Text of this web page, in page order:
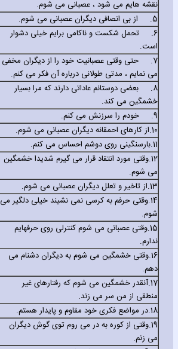
نقشه هایم می شود ، عصبانی می شوم.
5.
از بی انصافی دیگران عصبانی می شوم.
6.
تحمل شکست و ناکامی برایم خیلی دشوار
است.
7.
حتی وقتی عصبانیت خود را از دیگران مخفی
می نمایم ، مدتی طولانی درباره آن فکر می کنم.
8.
بعضی دوستانم عاداتی دارند که مرا بسیار
خشمگین می کند.
9.
خودم را سرزنش می کنم.
10. از کارهای احمقانه دیگران عصبانی می شوم.
11.بارسنگینی روی دوشم احساس می کنم.
12.وقتی مورد انتقاد قرار می گیرم شدیدا خشمگین
می شوم.
13. از تاخیر و تعلل دیگران عصبانی می شوم.
14.وقتی حرفم به کرسی نمی نشیند خیلی دلگیر می
شوم.
15.وقتی عصبانی می شوم کنترلی روی حرفهایم
ندارم.
16.وقتی خشمگین می شوم به دیگران دشنام می
دهم.
17.آنقدر خشمگین می شوم که رفتارهای غیر
منطقی از من سر می زند.
18.در مواضع فکری خود مقاوم و پایدار هستم.
19.وقتی از کوره به در می روم توی گوش دیگران
می زنم.